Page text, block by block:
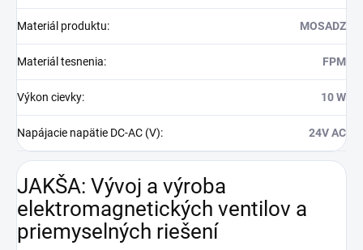
Materiál produktu: MOSADZ
Materiál tesnenia: FPM
Výkon cievky: 10 W
Napájacie napätie DC-AC (V): 24V AC
JAKŠA: Vývoj a výroba
elektromagnetických ventilov a
priemyselných riešení